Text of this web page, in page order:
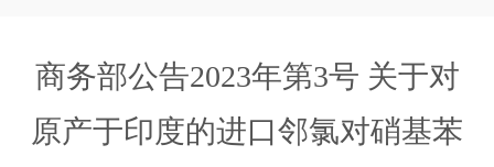
商务部公告2023年第3号 关于对
原产于印度的进口邻氯对硝基苯